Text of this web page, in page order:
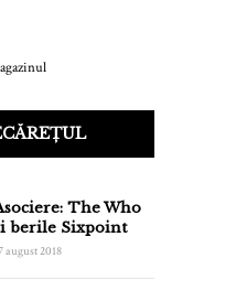
The Who
berile Sixpoint
august 2018